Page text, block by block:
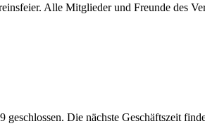
Alle Mitglieder und Freunde des
Die nächste Geschäftszeit